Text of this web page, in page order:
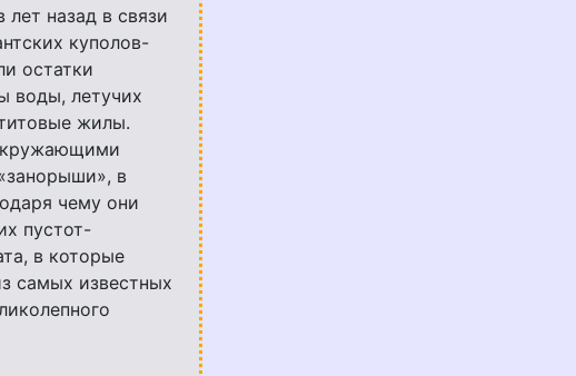
назад в связи
куполов-
остатки
воды, летучих
жилы.
в
чему они
пустот-
в которые
самых известных